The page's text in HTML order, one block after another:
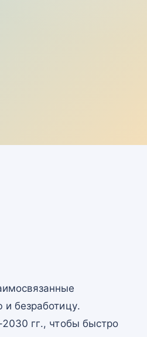
безработицу.
гг., чтобы быстро